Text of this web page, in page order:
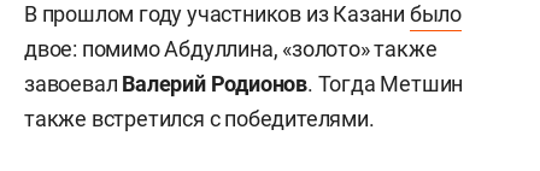
В прошлом году участников из Казани было
двое: помимо Абдуллина, «золото» также
завоевал Валерий Родионов. Тогда Метшин
также встретился с победителями.